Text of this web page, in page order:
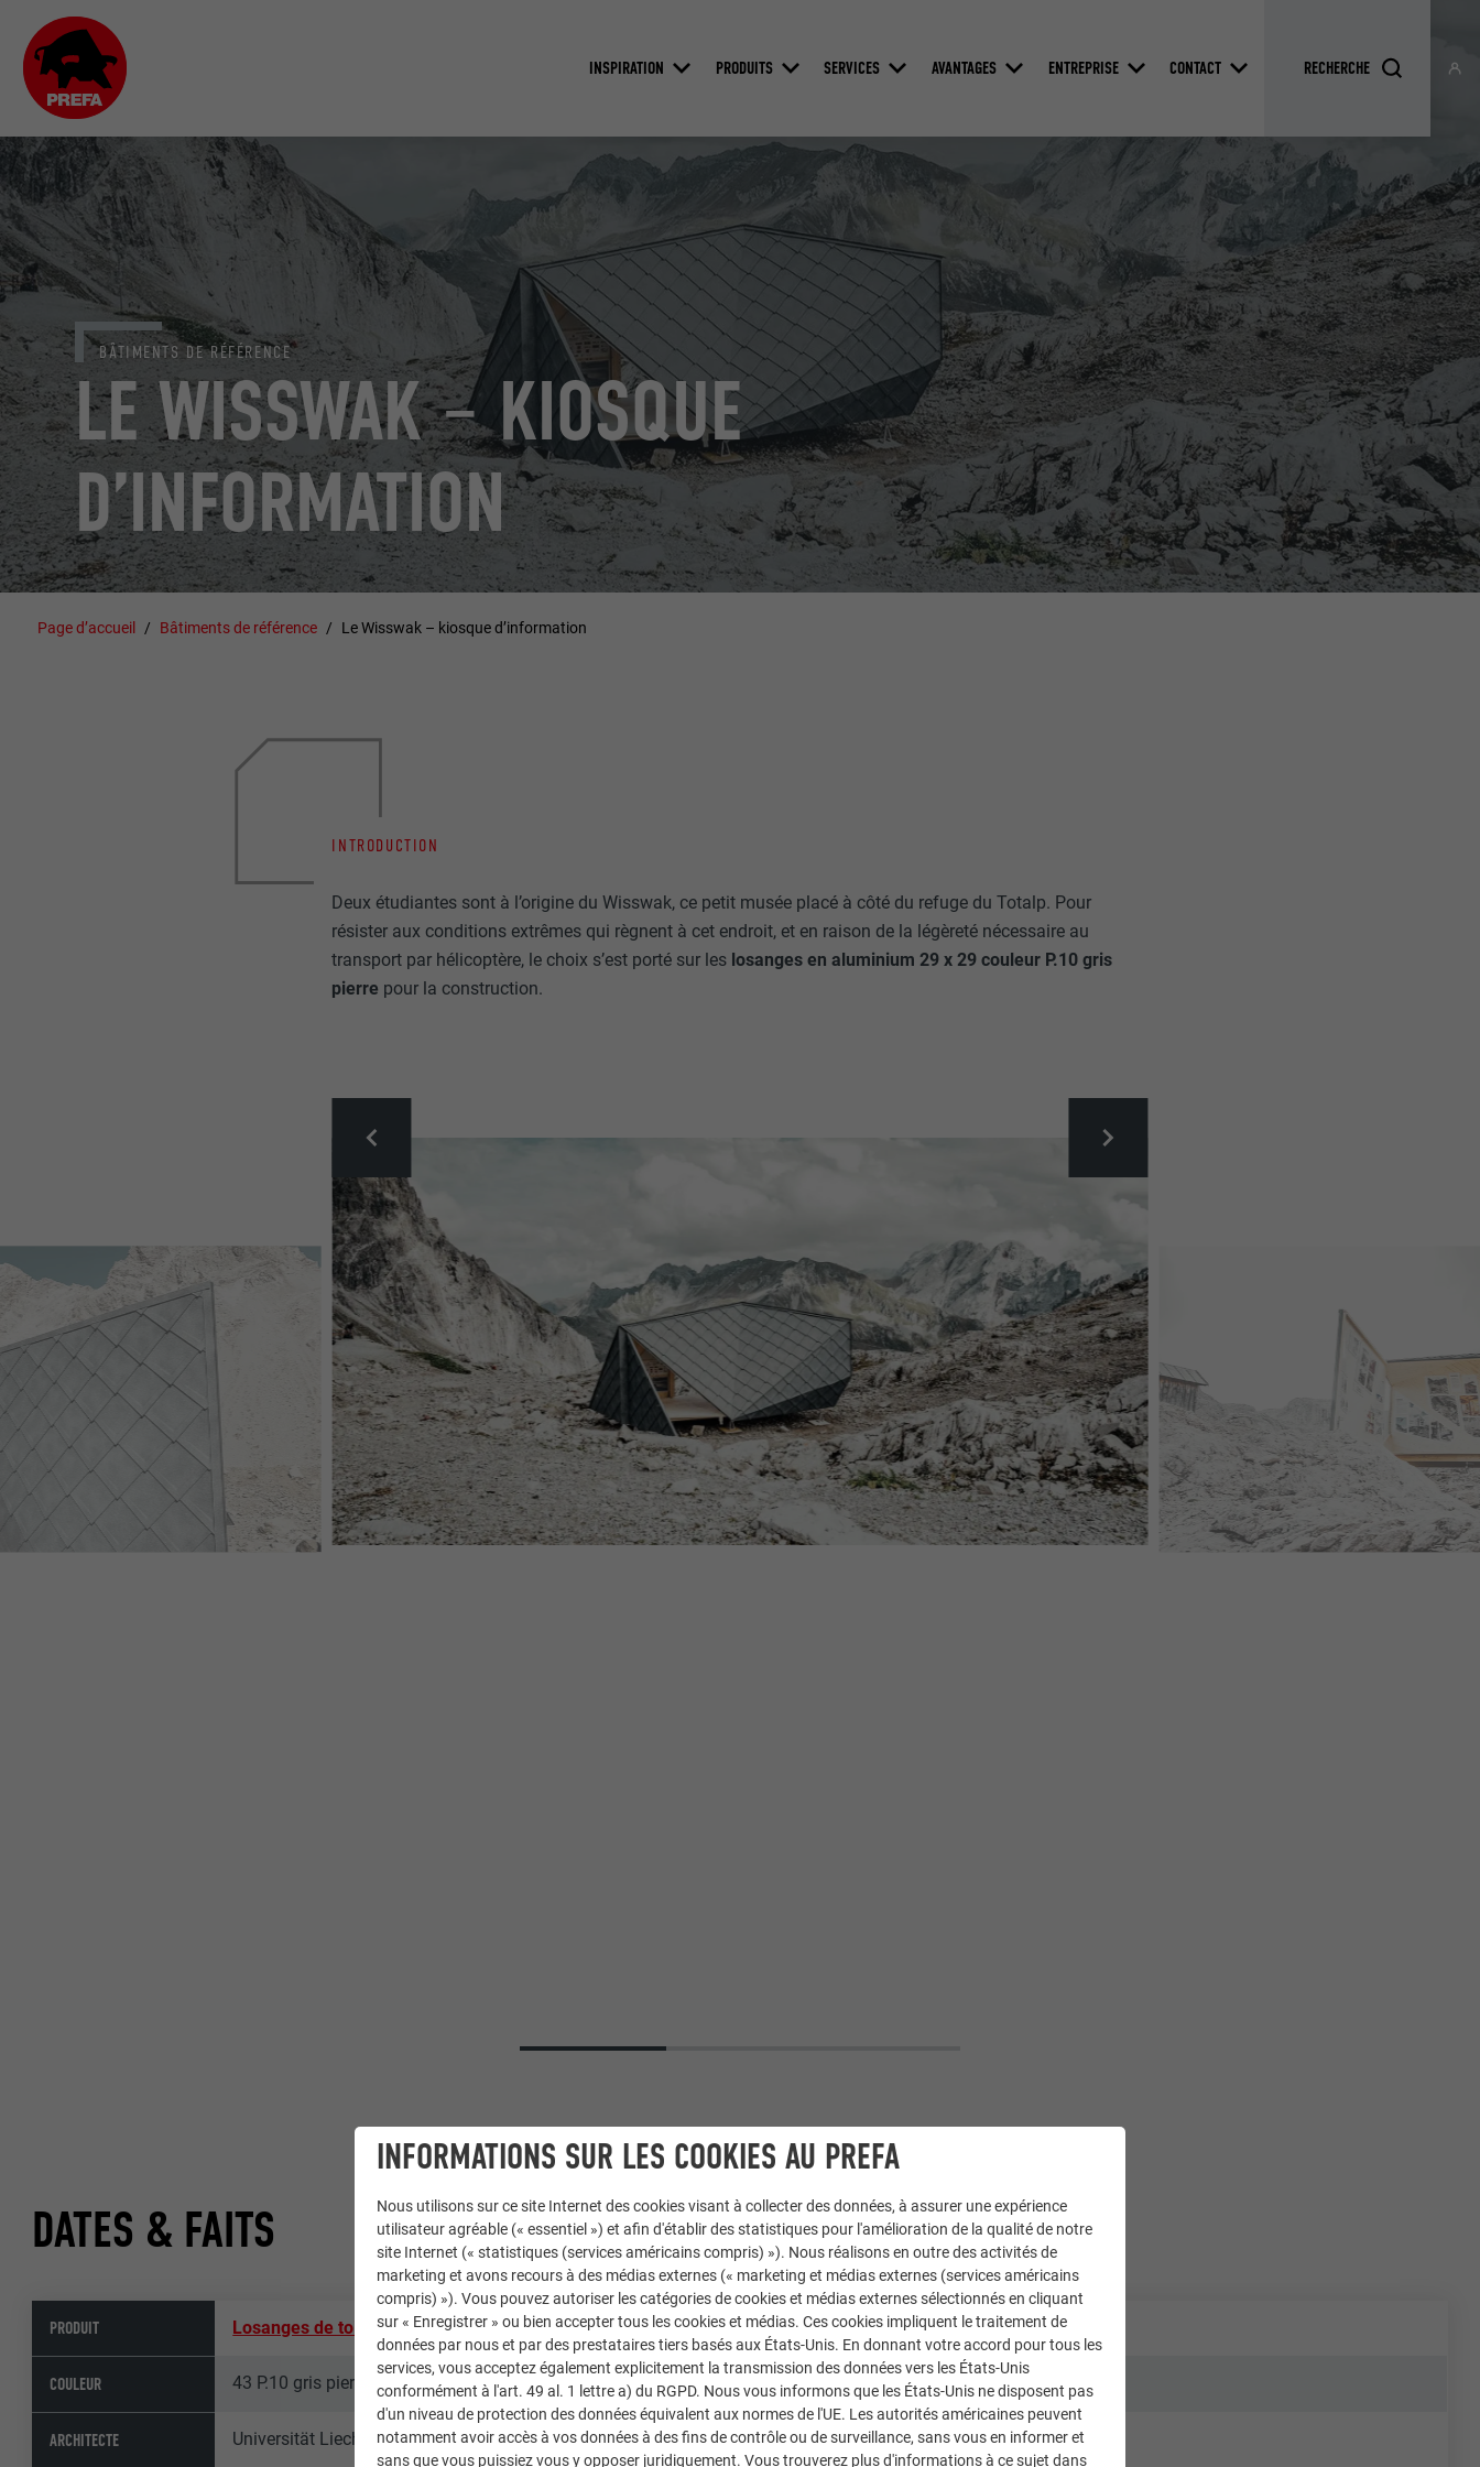
INSPIRATION PRODUITS SERVICES AVANTAGES ENTREPRISE CONTACT
LE WISSWAK – KIOSQUE
D’INFORMATION
BÂTIMENTS DE RÉFÉRENCE
Page d’accueil Bâtiments de référence Le Wisswak – kiosque d’information
INTRODUCTION
Deux étudiantes sont à l’origine du Wisswak, ce petit musée placé à côté du refuge du Totalp. Pour
résister aux conditions extrêmes qui règnent à cet endroit, et en raison de la légèreté nécessaire au
transport par hélicoptère, le choix s’est porté sur les losanges en aluminium 29 x 29 couleur P.10 gris
pierre pour la construction.
DATES & FAITS
PRODUIT Losanges de toiture 29 × 29
COULEUR 43 P.10 gris pierre
ARCHITECTE Universität Liechtenstein
INFORMATIONS SUR LES COOKIES AU PREFA
Nous utilisons sur ce site Internet des cookies visant à collecter des données, à assurer une expérience
utilisateur agréable (« essentiel ») et afin d'établir des statistiques pour l'amélioration de la qualité de notre
site Internet (« statistiques (services américains compris) »). Nous réalisons en outre des activités de
marketing et avons recours à des médias externes (« marketing et médias externes (services américains
compris) »). Vous pouvez autoriser les catégories de cookies et médias externes sélectionnés en cliquant
sur « Enregistrer » ou bien accepter tous les cookies et médias. Ces cookies impliquent le traitement de
données par nous et par des prestataires tiers basés aux États-Unis. En donnant votre accord pour tous les
services, vous acceptez également explicitement la transmission des données vers les États-Unis
conformément à l'art. 49 al. 1 lettre a) du RGPD. Nous vous informons que les États-Unis ne disposent pas
d'un niveau de protection des données équivalent aux normes de l'UE. Les autorités américaines peuvent
notamment avoir accès à vos données à des fins de contrôle ou de surveillance, sans vous en informer et
sans que vous puissiez vous y opposer juridiquement. Vous trouverez plus d'informations à ce sujet dans